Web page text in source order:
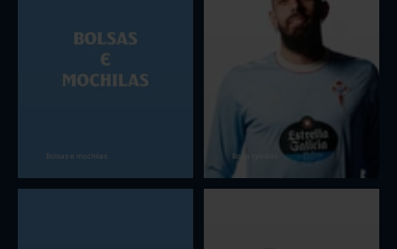
Bolsas e mochilas Borja Iglesias